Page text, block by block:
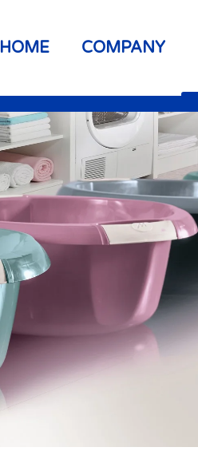
HOME COMPANY